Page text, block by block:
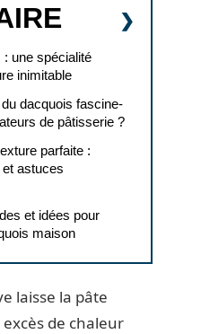
: une spécialité
inimitable
dacquois fascine-
de pâtisserie ?
parfaite :
astuces
et idées pour
maison
laisse la pâte
de chaleur